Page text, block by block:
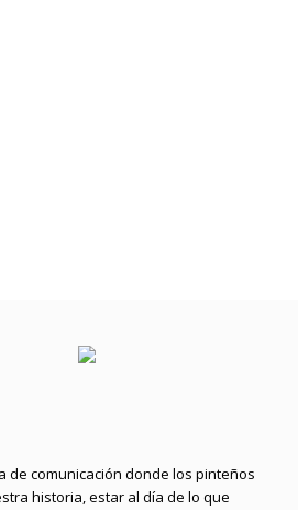
de comunicación donde los pinteños
historia, estar al día de lo que